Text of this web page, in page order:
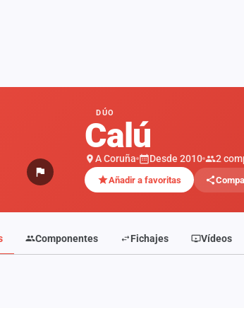
DÚO
Calú
A Coruña Desde 2010 2
Añadir a favoritas
Componentes Fichajes Vídeos